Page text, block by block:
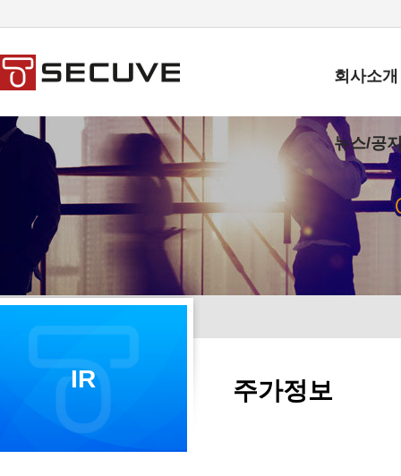
회사소개
뉴스/공
IR 주가정보